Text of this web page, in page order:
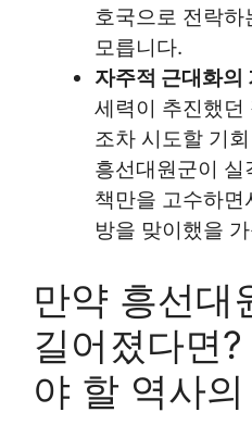
호국으로 전락하
모릅니다.
자주적 근대화의
세력이 추진했던
조차 시도할 기
흥선대원군이 실
책만을 고수하면
방을 맞이했을
만약 흥선대
길어졌다면
야 할 역사